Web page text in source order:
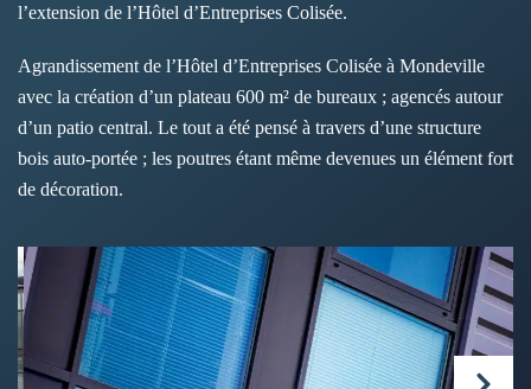
l’extension de l’Hôtel d’Entreprises Colisée.
Agrandissement de l’Hôtel d’Entreprises Colisée à Mondeville
avec la création d’un plateau 600 m² de bureaux ; agencés autour
d’un patio central. Le tout a été pensé à travers d’une structure
bois auto-portée ; les poutres étant même devenues un élément fort
de décoration.